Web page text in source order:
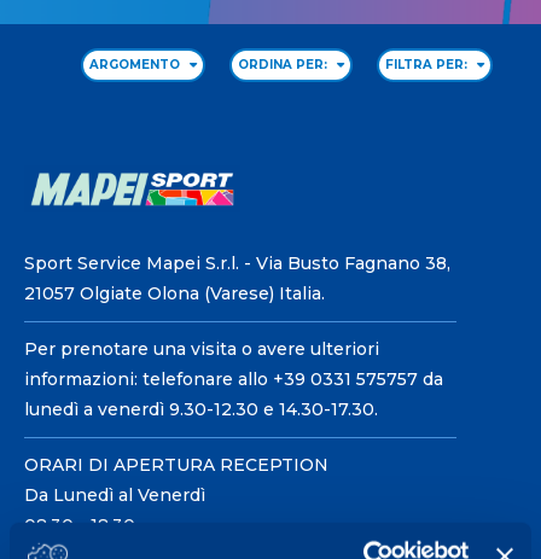
ARGOMENTO ORDINA PER: FILTRA PER:
Sport Service Mapei S.r.l. - Via Busto Fagnano 38,
21057 Olgiate Olona (Varese) Italia.
Per prenotare una visita o avere ulteriori
informazioni: telefonare allo +39 0331 575757 da
lunedì a venerdì 9.30-12.30 e 14.30-17.30.
ORARI DI APERTURA RECEPTION
Da Lunedì al Venerdì
08.30 - 18.30